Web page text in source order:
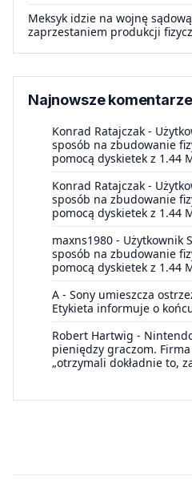
Meksyk idzie na wojnę
zaprzestaniem produkcji
Najnowsze komentarze
Konrad Ratajczak -
sposób na zbudowanie
pomocą dyskietek z 1.44
Konrad Ratajczak -
sposób na zbudowanie
pomocą dyskietek z 1.44
maxns1980 - Użytkownik
sposób na zbudowanie
pomocą dyskietek z 1.44
A - Sony umieszcza
Etykieta informuje o
Robert Hartwig -
pieniędzy graczom.
„otrzymali dokładnie to,